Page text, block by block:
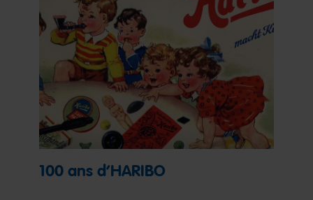
100 ans d’HARIBO